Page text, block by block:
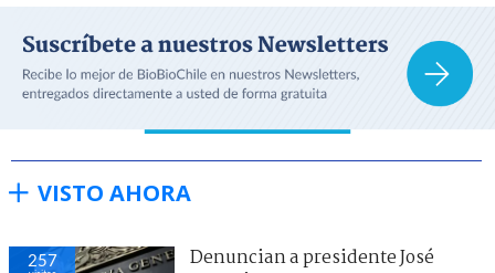
VISTO AHORA
257
Denuncian a presidente José